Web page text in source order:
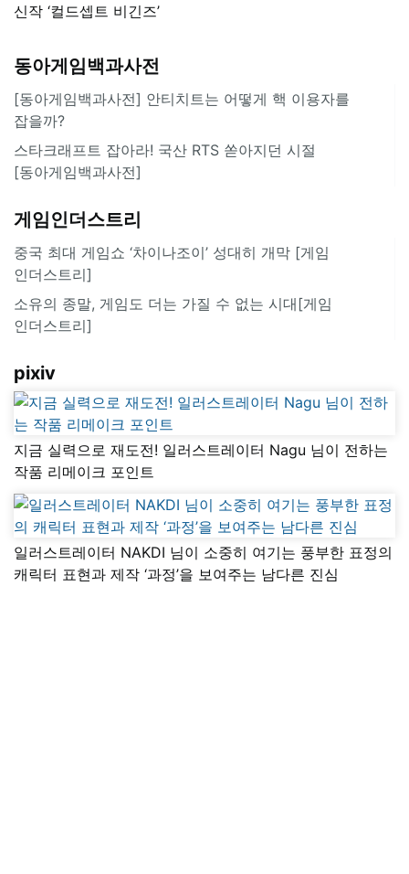
신작 ‘컬드셉트 비긴즈’
동아게임백과사전
[동아게임백과사전] 안티치트는 어떻게 핵 이용자를
잡을까?
스타크래프트 잡아라! 국산 RTS 쏟아지던 시절
[동아게임백과사전]
게임인더스트리
중국 최대 게임쇼 ‘차이나조이’ 성대히 개막 [게임
인더스트리]
소유의 종말, 게임도 더는 가질 수 없는 시대[게임
인더스트리]
pixiv
지금 실력으로 재도전! 일러스트레이터 Nagu 님이 전하는
작품 리메이크 포인트
일러스트레이터 NAKDI 님이 소중히 여기는 풍부한 표정의
캐릭터 표현과 제작 ‘과정’을 보여주는 남다른 진심